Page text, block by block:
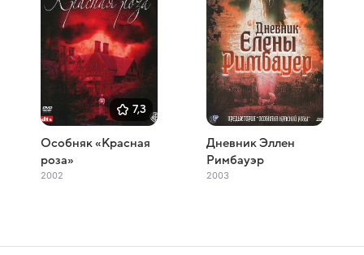
7,3
Особняк «Красная
роза»
2002
Дневник Эллен
Римбауэр
2003